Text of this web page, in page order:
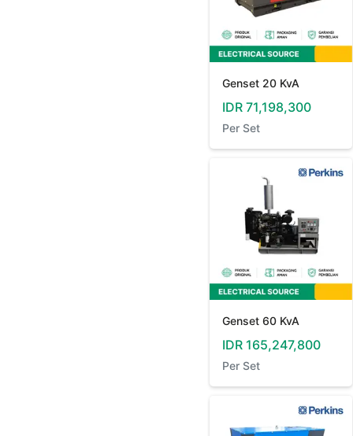
Genset 20 KvA
IDR 71,198,300
Per Set
Genset 60 KvA
IDR 165,247,800
Per Set